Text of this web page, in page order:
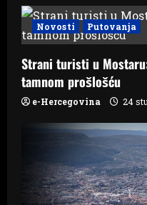
i
o
n
Novosti Putovanja
Strani turisti u
tamnom prošlošću
e-Hercegovina 24